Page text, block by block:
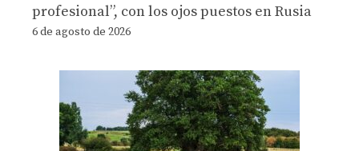
profesional”, con los ojos puestos en Rusia
6 de agosto de 2026